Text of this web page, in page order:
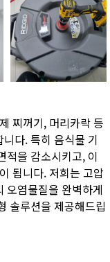
찌꺼기, 머리카락 등
다. 특히 음식물 기
적을 감소시키고, 이
됩니다. 저희는 고압
오염물질을 완벽하게
솔루션을 제공해드립